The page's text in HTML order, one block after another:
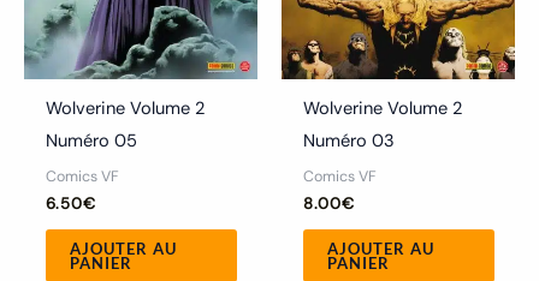
Wolverine Volume 2
Numéro 05
Comics VF
6.50€
AJOUTER AU
PANIER
Wolverine Volume 2
Numéro 03
Comics VF
8.00€
AJOUTER AU
PANIER